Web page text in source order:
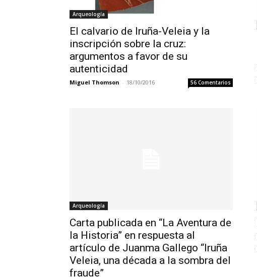
Arqueología
El calvario de Iruña-Veleia y la
inscripción sobre la cruz:
argumentos a favor de su
autenticidad
Miguel Thomson - 18/10/2016 56 Comentarios
Arqueología
Carta publicada en “La Aventura de
la Historia” en respuesta al
artículo de Juanma Gallego “Iruña
Veleia, una década a la sombra del
fraude”